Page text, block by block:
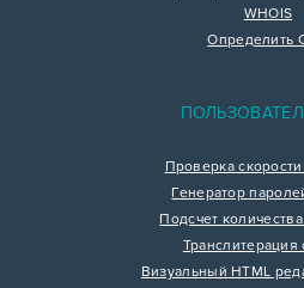
WHOIS
Определить
Проверка
Генератор
Подсчет
Транслитерация
Визуальный HTML